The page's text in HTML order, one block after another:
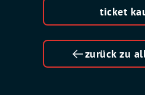
ticket
zurück zu